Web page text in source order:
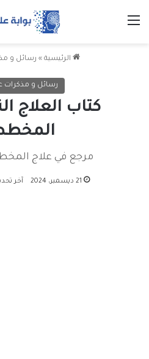
الرئيسية » رسائل و
رسائل و مذكرات
كتاب العلاج
مرجع في علاج
21 ديسمبر، 2024 آخر تحديث: 3